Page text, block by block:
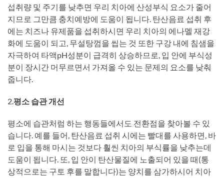
섭취량 및 주기를 낮추면 우리 치아에 산성부식 요소가 줄어
지므로 그만큼 충치예방에 도움이 됩니다. 탄산음료 섭취 후
에는 치즈나 유제품을 섭취하시면 우리 치아의 에나멜 재강
화에 도움이 되고, 무설탕껌을 씹는 것 또한 구강 내에 침샘을
자극하여 타액pH성분이 급격히 상승하므로, 입 안에 부식성
분이 장시간 머무르면서 가져올 수 있는 문제의 요소를 낮춰
줍니다.
2.평소 습관개선
평소에 습관처럼 하는 행동들에서도 전환점을 찾아볼 수 있
습니다. 예를 들어, 탄산음료 섭취 시에는 빨대를 사용하면, 바
로 입을 통해 마시는 것보다 훨씬 치아의 부식률을 낮추는데
도움이 됩니다. 또, 입 안이 탄산물질에 노출되어 있을 때(통
상적으로는 구토 후를 말합니다)는 양치를 삼가하시어 치아